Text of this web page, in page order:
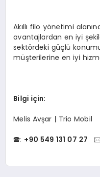
Akıllı filo yönetimi
avantajlardan en iyi
sektördeki güçlü
müşterilerine en iyi
Bilgi için:
Melis Avşar | Trio Mobil
🕿: +90 549 131 07 27